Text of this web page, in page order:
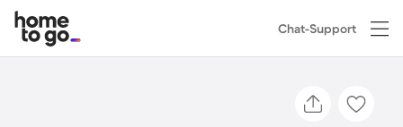
Chat-Support